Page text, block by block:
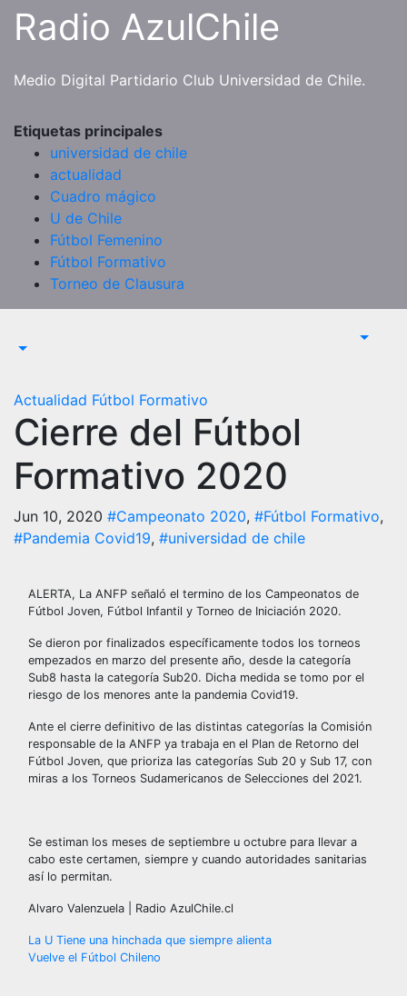
SaltarRadio AzulChile
Medio Digital Partidario Club Universidad de Chile.
Etiquetas principales
universidad de chile
actualidad
Cuadro mágico
U de Chile
Fútbol Femenino
Fútbol Formativo
Torneo de Clausura
Actualidad Fútbol Formativo
Cierre del Fútbol
Formativo 2020
Jun 10, 2020 #Campeonato 2020, #Fútbol Formativo,
#Pandemia Covid19, #universidad de chile
ALERTA, La ANFP señaló el termino de los Campeonatos de
Fútbol Joven, Fútbol Infantil y Torneo de Iniciación 2020.
Se dieron por finalizados específicamente todos los torneos
empezados en marzo del presente año, desde la categoría
Sub8 hasta la categoría Sub20. Dicha medida se tomo por el
riesgo de los menores ante la pandemia Covid19.
Ante el cierre definitivo de las distintas categorías la Comisión
responsable de la ANFP ya trabaja en el Plan de Retorno del
Fútbol Joven, que prioriza las categorías Sub 20 y Sub 17, con
miras a los Torneos Sudamericanos de Selecciones del 2021.
Se estiman los meses de septiembre u octubre para llevar a
cabo este certamen, siempre y cuando autoridades sanitarias
así lo permitan.
Alvaro Valenzuela | Radio AzulChile.cl
Navegación
La U Tiene una hinchada que siempre alienta
Vuelve el Fútbol Chileno